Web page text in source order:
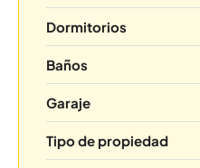
Dormitorios
Baños
Garaje
Tipo de propiedad